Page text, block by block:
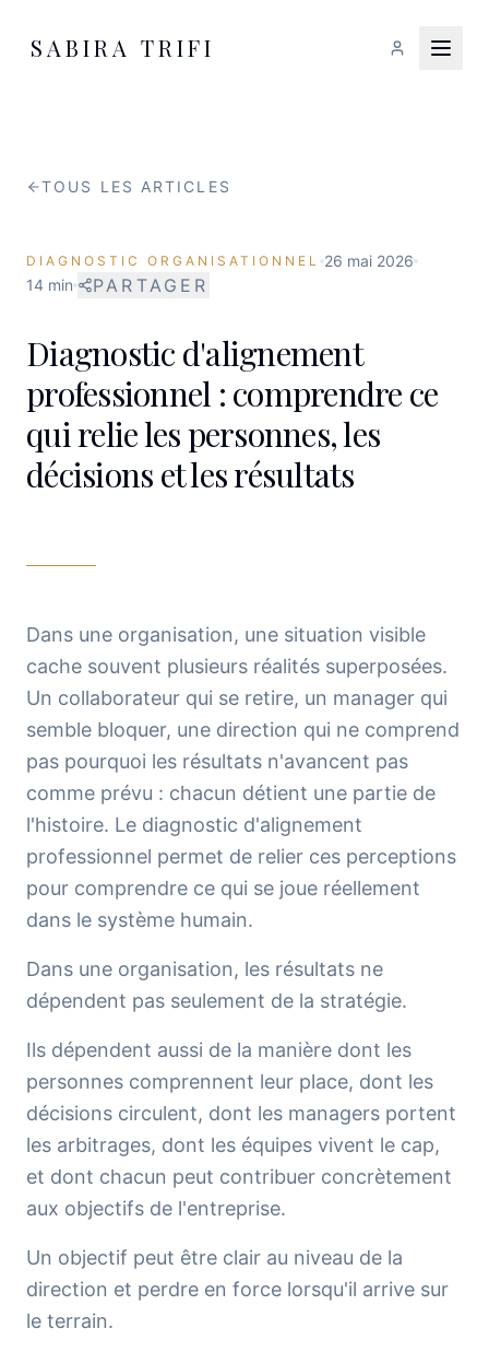
SABIRA TRIFI
TOUS LES ARTICLES
DIAGNOSTIC ORGANISATIONNEL 26 mai 2026
14 min
PARTAGER
Diagnostic d'alignement
professionnel : comprendre ce
qui relie les personnes, les
décisions et les résultats
Dans une organisation, une situation visible
cache souvent plusieurs réalités superposées.
Un collaborateur qui se retire, un manager qui
semble bloquer, une direction qui ne comprend
pas pourquoi les résultats n'avancent pas
comme prévu : chacun détient une partie de
l'histoire. Le diagnostic d'alignement
professionnel permet de relier ces perceptions
pour comprendre ce qui se joue réellement
dans le système humain.
Dans une organisation, les résultats ne
dépendent pas seulement de la stratégie.
Ils dépendent aussi de la manière dont les
personnes comprennent leur place, dont les
décisions circulent, dont les managers portent
les arbitrages, dont les équipes vivent le cap,
et dont chacun peut contribuer concrètement
aux objectifs de l'entreprise.
Un objectif peut être clair au niveau de la
direction et perdre en force lorsqu'il arrive sur
le terrain.